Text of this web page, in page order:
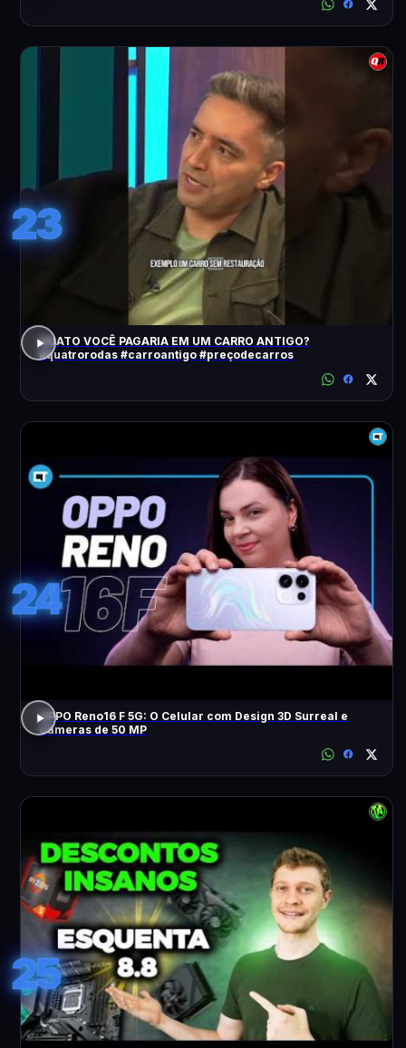
23
QUATO VOCÊ PAGARIA EM UM CARRO ANTIGO?
#quatrorodas #carroantigo #preçodecarros
24
OPPO Reno16 F 5G: O Celular com Design 3D Surreal e
Câmeras de 50 MP
25